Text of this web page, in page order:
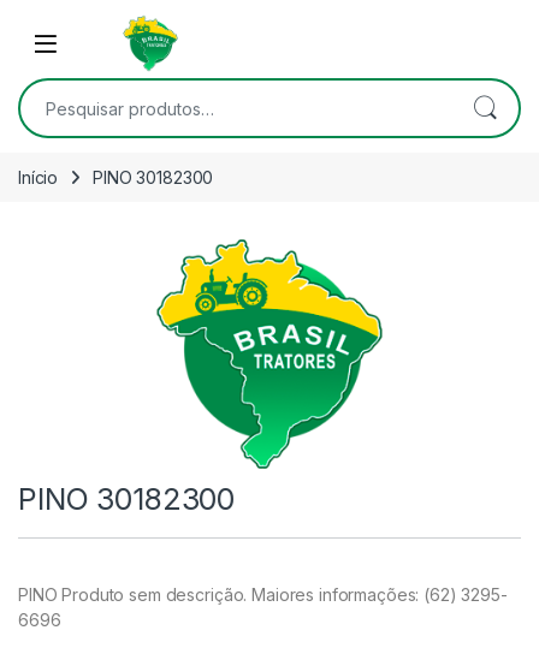
Skip to navigation
Open
Pesquisar por:
Início PINO 30182300
PINO 30182300
PINO Produto sem descrição. Maiores informações: (62) 3295-
6696